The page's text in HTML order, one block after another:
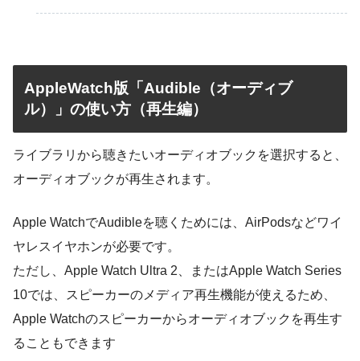
AppleWatch版「Audible（オーディブ
ル）」の使い方（再生編）
ライブラリから聴きたいオーディオブックを選択すると、
オーディオブックが再生されます。
Apple WatchでAudibleを聴くためには、AirPodsなどワイ
ヤレスイヤホンが必要です。
ただし、Apple Watch Ultra 2、またはApple Watch Series
10では、スピーカーのメディア再生機能が使えるため、
Apple Watchのスピーカーからオーディオブックを再生す
ることもできます